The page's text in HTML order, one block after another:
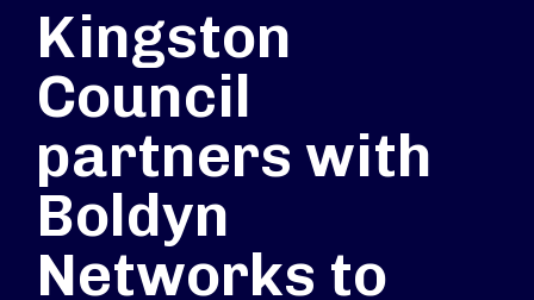
Kingston
Council
partners with
Boldyn
Networks to